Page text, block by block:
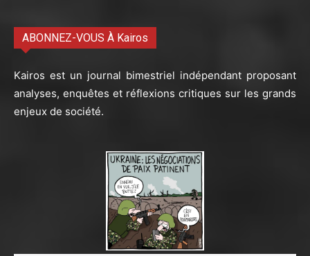
ABONNEZ-VOUS À Kairos
Kairos est un journal bimestriel indépendant proposant
analyses, enquêtes et réflexions critiques sur les grands
enjeux de société.